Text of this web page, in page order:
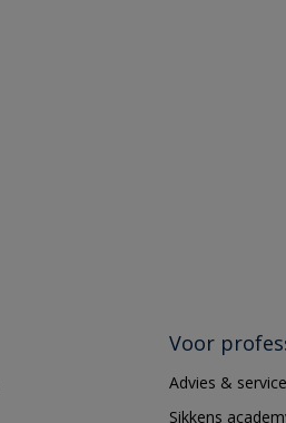
Voor
Advies & service
Sikkens